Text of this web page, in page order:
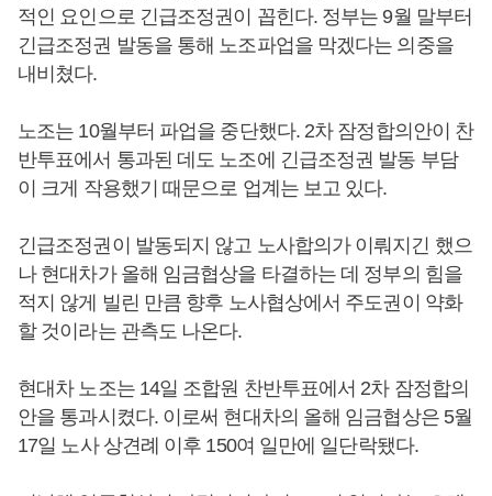
적인 요인으로 긴급조정권이 꼽힌다. 정부는 9월 말부터
긴급조정권 발동을 통해 노조파업을 막겠다는 의중을
내비쳤다.
노조는 10월부터 파업을 중단했다. 2차 잠정합의안이 찬
반투표에서 통과된 데도 노조에 긴급조정권 발동 부담
이 크게 작용했기 때문으로 업계는 보고 있다.
긴급조정권이 발동되지 않고 노사합의가 이뤄지긴 했으
나 현대차가 올해 임금협상을 타결하는 데 정부의 힘을
적지 않게 빌린 만큼 향후 노사협상에서 주도권이 약화
할 것이라는 관측도 나온다.
현대차 노조는 14일 조합원 찬반투표에서 2차 잠정합의
안을 통과시켰다. 이로써 현대차의 올해 임금협상은 5월
17일 노사 상견례 이후 150여 일만에 일단락됐다.